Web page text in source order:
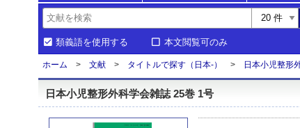
類義語を使用する 本文閲覧可のみ
ホーム 文献 タイトルで探す（日本-） 日本小児整形
日本小児整形外科学会雑誌 25巻 1号